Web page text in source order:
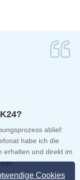
Cookies
ablief:
habe ich die
erhalten und direkt im